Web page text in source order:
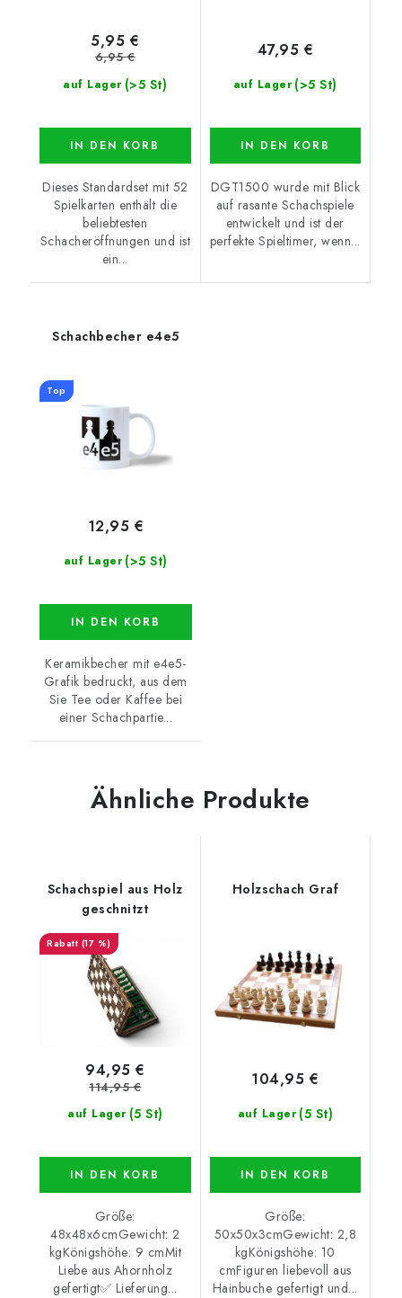
auf Lager (>5 St)
5,95 €
6,95 €
IN DEN KORB
Dieses Standardset mit 52
Spielkarten enthält die
beliebtesten
Schacheröffnungen und ist
ein...
auf Lager (>5 St)
47,95 €
IN DEN KORB
DGT1500 wurde mit Blick
auf rasante Schachspiele
entwickelt und ist der
perfekte Spieltimer, wenn...
Schachbecher e4e5
Top
auf Lager (>5 St)
12,95 €
IN DEN KORB
Keramikbecher mit e4e5-
Grafik bedruckt, aus dem
Sie Tee oder Kaffee bei
einer Schachpartie...
Ähnliche Produkte
Schachspiel aus Holz
geschnitzt
(17 %)
auf Lager (5 St)
94,95 €
114,95 €
IN DEN KORB
Größe:
48x48x6cmGewicht: 2
kgKönigshöhe: 9 cmMit
Liebe aus Ahornholz
gefertigt✅ Lieferung...
Holzschach Graf
auf Lager (5 St)
104,95 €
IN DEN KORB
Größe:
50x50x3cmGewicht: 2,8
kgKönigshöhe: 10
cmFiguren liebevoll aus
Hainbuche gefertigt und...